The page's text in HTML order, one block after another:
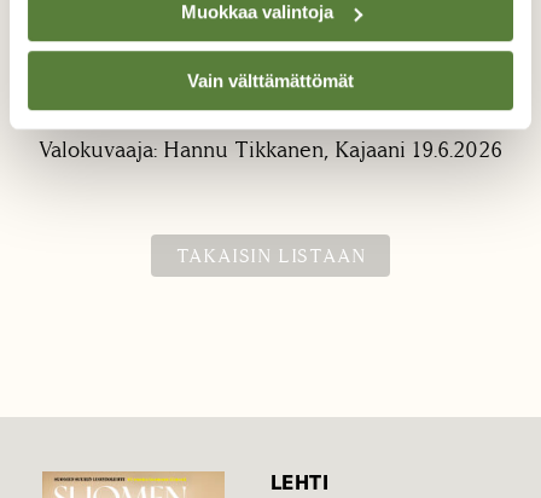
Muokkaa valintoja
Vain välttämättömät
Tänä kesänä tuntuu kaikkia luonnonkukkia
olevan tavallista enemmän ja tavallista
aiemmin. Moninen kukinta on jo ohi tai
Valokuvaaja: Hannu Tikkanen, Kajaani 19.6.2026
TAKAISIN LISTAAN
LEHTI